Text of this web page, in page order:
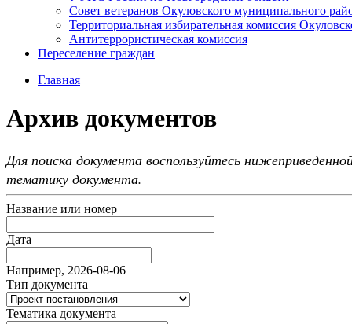
Совет ветеранов Окуловского муниципального
Территориальная избирательная комиссия
Антитеррористическая комиссия
Переселение граждан
Главная
Архив документов
Для поиска документа воспользуйтесь
тематику документа.
Название или номер
Дата
Например, 2026-08-06
Тип документа
Тематика документа